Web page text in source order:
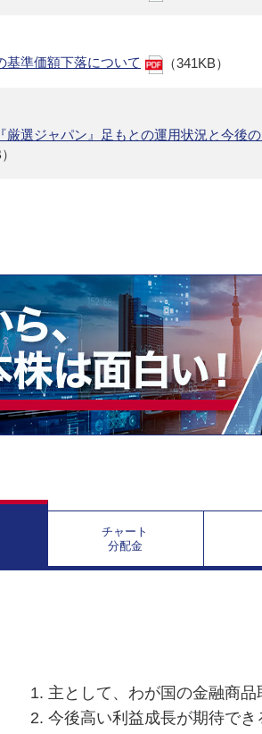
基準価額下落について
（341KB）
厳選ジャパン』足もとの運用状況と今後
チャート
分配金
1. 主として、わが国の金融商
2. 今後高い利益成長が期待でき